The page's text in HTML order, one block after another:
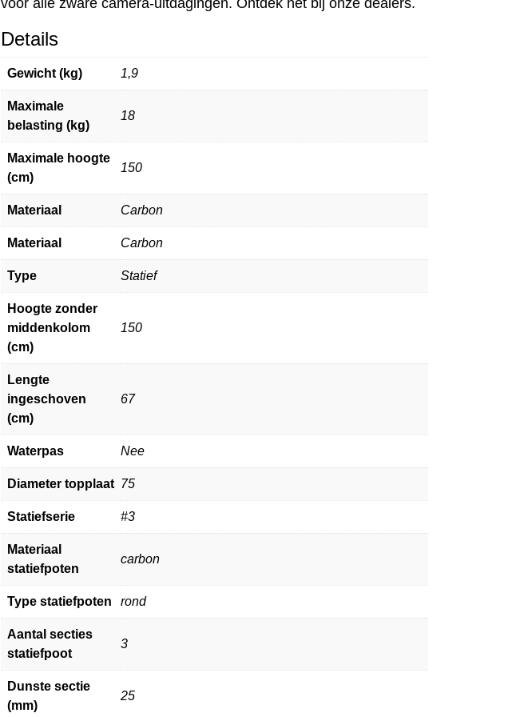
voor alle zware camera-uitdagingen. Ontdek het bij onze dealers.
Details
Gewicht (kg) 1,9
Maximale
belasting (kg)
18
Maximale hoogte
(cm)
150
Materiaal Carbon
Materiaal Carbon
Type Statief
Hoogte zonder
middenkolom
(cm)
150
Lengte
ingeschoven
(cm)
67
Waterpas Nee
Diameter topplaat 75
Statiefserie #3
Materiaal
statiefpoten
carbon
Type statiefpoten rond
Aantal secties
statiefpoot
3
Dunste sectie
(mm)
25